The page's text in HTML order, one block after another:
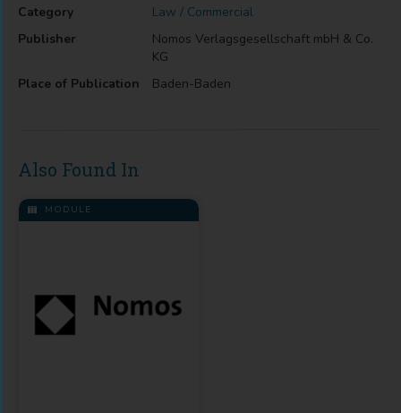
Category
Law / Commercial
Publisher
Nomos Verlagsgesellschaft mbH & Co.
KG
Place of Publication
Baden-Baden
Also Found In
MODULE